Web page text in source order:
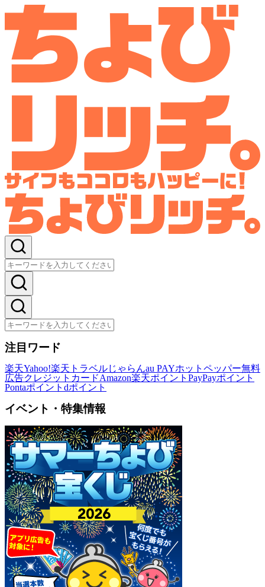
注目ワード
楽天Yahoo!楽天トラベルじゃらんau PAYホットペッパー無料
広告クレジットカードAmazon楽天ポイント PayPayポイント
Pontaポイント dポイント
イベント・特集情報